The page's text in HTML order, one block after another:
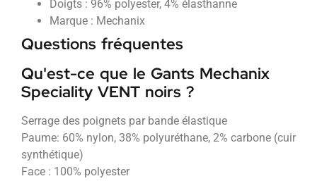
Doigts : 96% polyester, 4% élasthanne
Marque : Mechanix
Questions fréquentes
Qu'est-ce que le Gants Mechanix
Speciality VENT noirs ?
Serrage des poignets par bande élastique
Paume: 60% nylon, 38% polyuréthane, 2% carbone (cuir
synthétique)
Face : 100% polyester